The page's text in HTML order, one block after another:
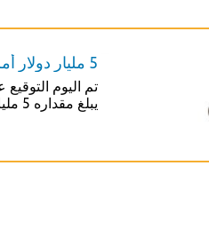
5 مليار دولار أمريكي رقم قياسي في مقدار القرض المستخدم في تمويل مشروع طريق غبزة- إزميت السريع
تم اليوم
يبلغ مقداره 5 مليار دولار اشترك فيه 9 بنوك كبيرة